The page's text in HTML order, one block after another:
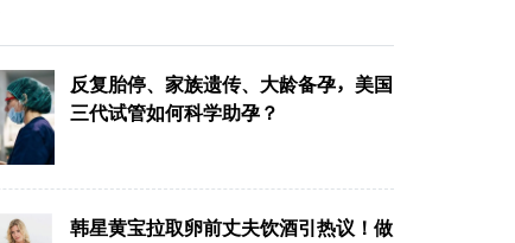
反复胎停、家族遗传、大龄备孕，美国
三代试管如何科学助孕？
韩星黄宝拉取卵前丈夫饮酒引热议！做